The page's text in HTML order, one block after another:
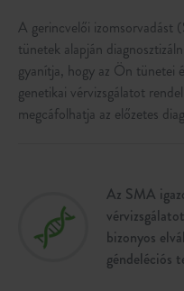
A gerincvelői izomsorvadást
tünetek alapján
gyanítja, hogy az Ön tünetei
genetikai vérvizsgálatot
megcáfolhatja az előzetes
Az SMA
bizonyos
géndeléciós